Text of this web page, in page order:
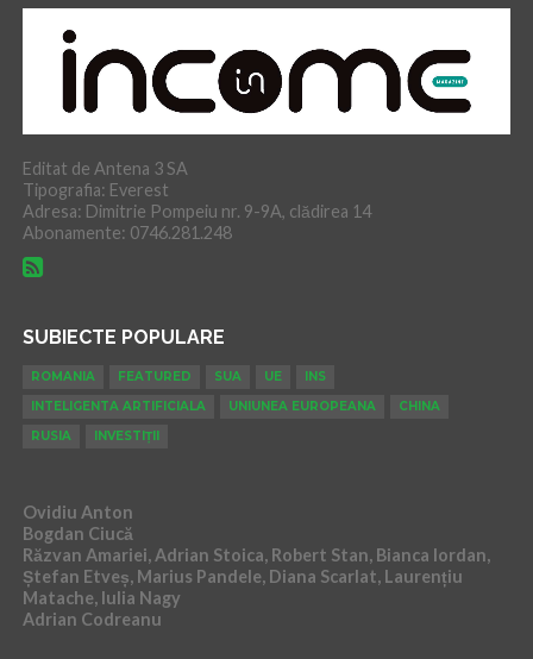
Editat de Antena 3 SA
Tipografia: Everest
Adresa: Dimitrie Pompeiu nr. 9-9A, clădirea 14
Abonamente: 0746.281.248
SUBIECTE POPULARE
ROMANIA FEATURED SUA UE
INS
INTELIGENTA ARTIFICIALA
UNIUNEA EUROPEANA
CHINA
RUSIA
INVESTIȚII
Ovidiu Anton
Bogdan Ciucă
Răzvan Amariei, Adrian Stoica, Robert Stan, Bianca Iordan,
Ștefan Etveș, Marius Pandele, Diana Scarlat, Laurențiu
Matache, Iulia Nagy
Adrian Codreanu